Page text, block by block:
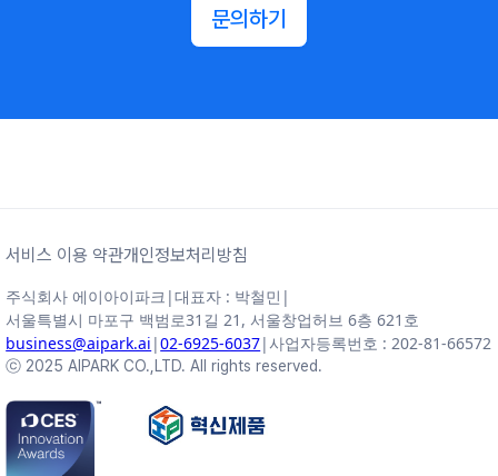
문의하기
서비스 이용 약관개인정보처리방침
주식회사 에이아이파크 |대표자 : 박철민 |
서울특별시 마포구 백범로31길 21, 서울창업허브 6층 621호
business@aipark.ai |02-6925-6037|사업자등록번호 : 202-81-66572
ⓒ 2025 AIPARK CO.,LTD. All rights reserved.